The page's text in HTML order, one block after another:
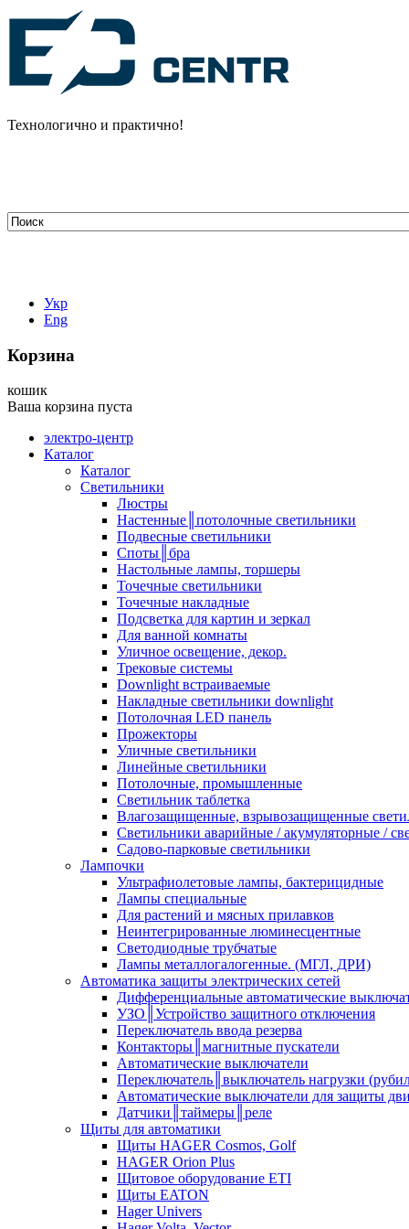
Технологично и практично!
Укр
Eng
Корзина
кошик
Ваша корзина пуста
электро-центр
Каталог
Каталог
Светильники
Люстры
Настенные║потолочные светильники
Подвесные светильники
Споты║бра
Настольные лампы, торшеры
Точечные светильники
Точечные накладные
Подсветка для картин и зеркал
Для ванной комнаты
Уличное освещение, декор.
Трековые системы
Downlight встраиваемые
Накладные светильники downlight
Потолочная LED панель
Прожекторы
Уличные светильники
Линейные светильники
Потолочные, промышленные
Светильник таблетка
Влагозащищенные, взрывозащищенные
Светильники аварийные / акумуляторные /
Садово-парковые светильники
Лампочки
Ультрафиолетовые лампы, бактерицидные
Лампы специальные
Для растений и мясных прилавков
Неинтегрированные люминесцентные
Светодиодные трубчатые
Лампы металлогалогенные. (МГЛ, ДРИ)
Автоматика защиты электрических сетей
Дифференциальные автоматические
УЗО║Устройство защитного отключения
Переключатель ввода резерва
Контакторы║магнитные пускатели
Автоматические выключатели
Переключатель║выключатель нагрузки
Автоматические выключатели для защиты
Датчики║таймеры║реле
Щиты для автоматики
Щиты HAGER Cosmos, Golf
HAGER Orion Plus
Щитовое оборудование ETI
Щиты EATON
Hager Univers